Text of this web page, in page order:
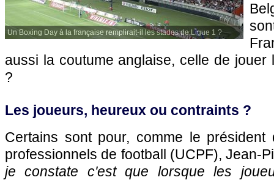
Un Boxing Day à la française remplirait-il les stades de Ligue 1 ?
aussi la coutume anglaise, celle de jouer
?
Les joueurs, heureux ou contraints ?
Certains sont pour, comme le
professionnels de football (UCPF), Jean-
je constate c'est que lorsque les